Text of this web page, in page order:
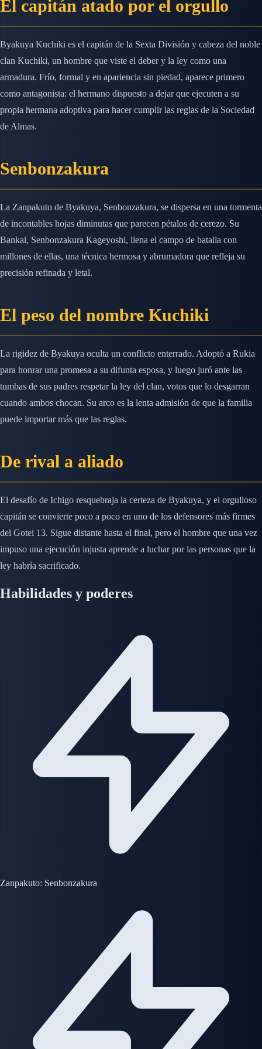
El capitán atado por el orgullo
Byakuya Kuchiki es el capitán de la Sexta División y cabeza del noble
clan Kuchiki, un hombre que viste el deber y la ley como una
armadura. Frío, formal y en apariencia sin piedad, aparece primero
como antagonista: el hermano dispuesto a dejar que ejecuten a su
propia hermana adoptiva para hacer cumplir las reglas de la Sociedad
de Almas.
Senbonzakura
La Zanpakuto de Byakuya, Senbonzakura, se dispersa en una tormenta
de incontables hojas diminutas que parecen pétalos de cerezo. Su
Bankai, Senbonzakura Kageyoshi, llena el campo de batalla con
millones de ellas, una técnica hermosa y abrumadora que refleja su
precisión refinada y letal.
El peso del nombre Kuchiki
La rigidez de Byakuya oculta un conflicto enterrado. Adoptó a Rukia
para honrar una promesa a su difunta esposa, y luego juró ante las
tumbas de sus padres respetar la ley del clan, votos que lo desgarran
cuando ambos chocan. Su arco es la lenta admisión de que la familia
puede importar más que las reglas.
De rival a aliado
El desafío de Ichigo resquebraja la certeza de Byakuya, y el orgulloso
capitán se convierte poco a poco en uno de los defensores más firmes
del Gotei 13. Sigue distante hasta el final, pero el hombre que una vez
impuso una ejecución injusta aprende a luchar por las personas que la
ley habría sacrificado.
Habilidades y poderes
Zanpakuto: Senbonzakura